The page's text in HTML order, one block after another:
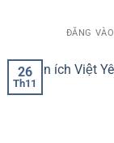
ĐĂNG VÀO
26
Th11